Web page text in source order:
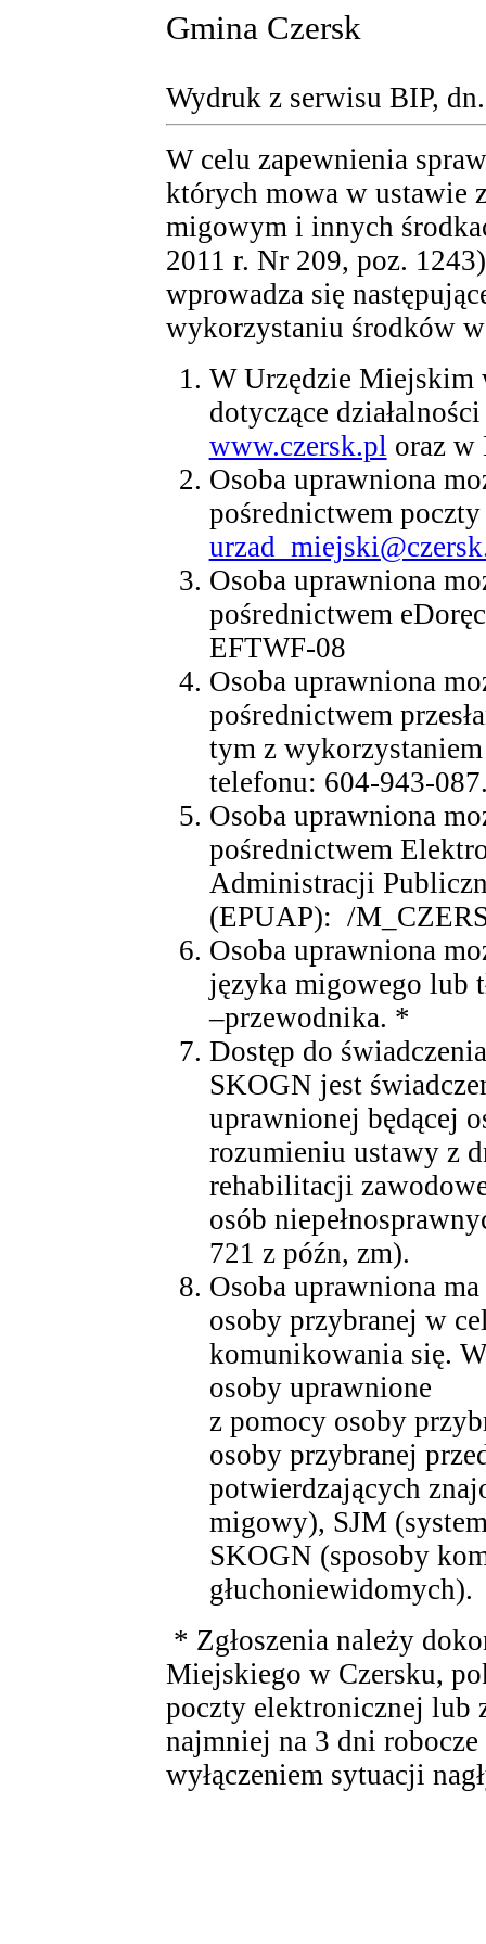
Gmina Czersk
Wydruk z serwisu BIP,
W celu zapewnienia
których mowa w ustawie
migowym i innych
2011 r. Nr 209, poz.
wprowadza się
wykorzystaniu środków
W Urzędzie Miejskim
dotyczące
www.czersk.pl oraz
Osoba uprawniona
pośrednictwem
Osoba uprawniona
pośrednictwem
EFTWF-08
Osoba uprawniona
pośrednictwem
tym z
telefonu: 604-943-
Osoba uprawniona
pośrednictwem
Administracji
(EPUAP): /
Osoba uprawniona
języka migowego lub
–przewodnika. *
Dostęp do
SKOGN jest
uprawnionej będącej
rozumieniu ustawy z
rehabilitacji
osób
721 z późn, zm).
Osoba uprawniona
osoby przybranej w
komunikowania się.
osoby uprawnione
z pomocy osoby
osoby przybranej
potwierdzających
migowy), SJM
SKOGN (sposoby
głuchoniewidomych).
* Zgłoszenia należy
Miejskiego w Czersku,
poczty elektronicznej lub
najmniej na 3 dni
wyłączeniem sytuacji